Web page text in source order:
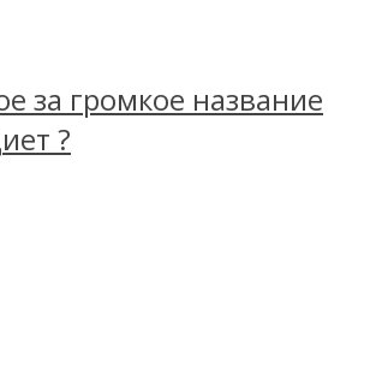
за громкое название
?